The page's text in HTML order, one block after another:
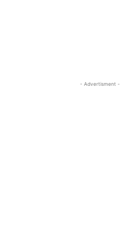
- Advertisment -